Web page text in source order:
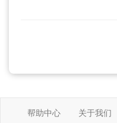
帮助中心 关于我们